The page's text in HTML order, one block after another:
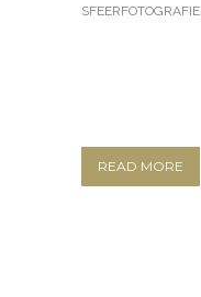
SFEERFOTOGRAFIE
READ MORE